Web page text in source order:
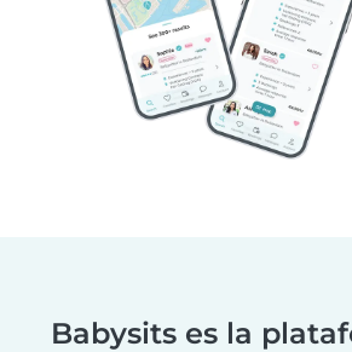
Babysits es la